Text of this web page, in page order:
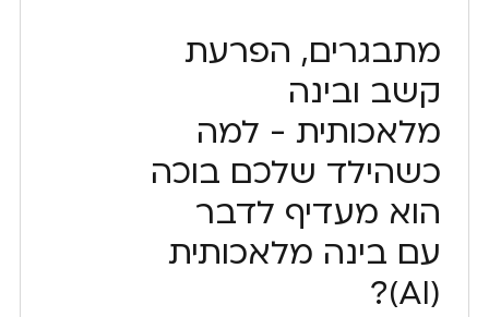
מתבגרים, הפרעת
קשב ובינה
מלאכותית - למה
כשהילד שלכם בוכה
הוא מעדיף לדבר
עם בינה מלאכותית
(AI)?